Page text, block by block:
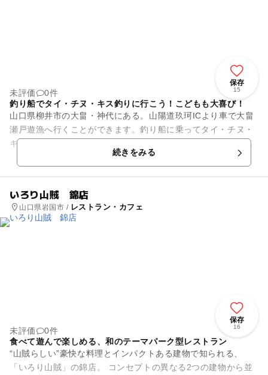
保存
15
未評価
0件
釣り船でタイ・チヌ・キス釣りに行こう！こどもも大喜び！
山口県柳井市の大畠・神代にある。山陽道玖珂ICより車で大畠
瀬戸遊漁へ行くことができます。釣り船に乗ってタイ・チヌ・
キスが釣れ、料金は、2人まで1本釣り30,000円、1人増すごと
続きをみる
いろり山賊 錦店
山口県岩国市 / レストラン・カフェ
保存
16
未評価
0件
食べて遊んで楽しめる、和のテーマパーク型レストラン
“山賊らしい”豪快な料理とインパクトある建物で知られる、
「いろり山賊」の錦店。 コンセプトの異なる2つの建物から並